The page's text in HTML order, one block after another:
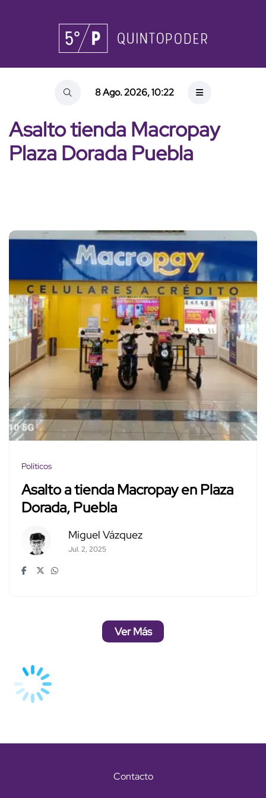
8 Ago. 2026, 10:22
Asalto tienda Macropay
Plaza Dorada Puebla
Políticos
Asalto a tienda Macropay en Plaza
Dorada, Puebla
Miguel Vázquez
Jul. 2, 2025
Ver Más
Contacto